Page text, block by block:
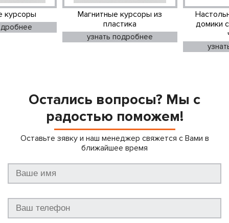
курсоры из
пластика
Настольные календари-
домики с электронными
часами
Остались вопросы? Мы с
радостью поможем!
Оставьте зявку и наш менеджер свяжется с Вами в
ближайшее время